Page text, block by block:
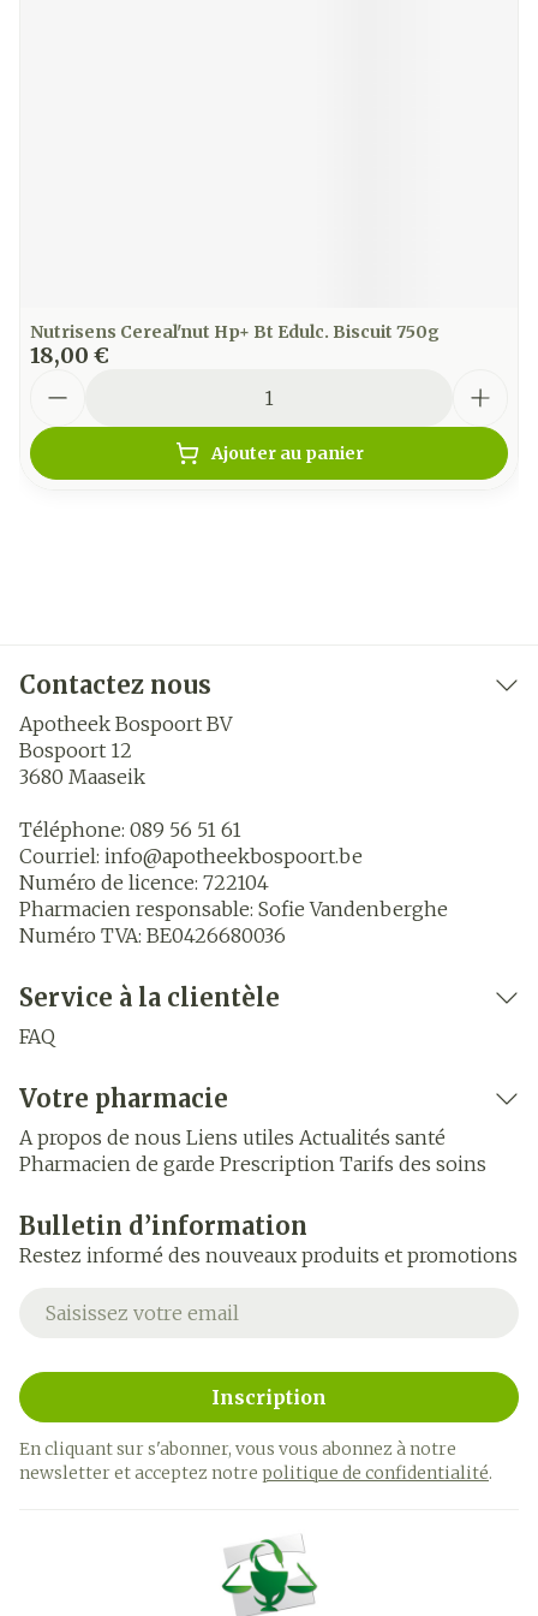
Nutrisens Cereal'nut Hp+ Bt Edulc. Biscuit 750g
18,00 €
Ajouter au panier
Contactez nous
Apotheek Bospoort BV
Bospoort 12
3680 Maaseik
Téléphone: 089 56 51 61
Courriel: info@apotheekbospoort.be
Numéro de licence: 722104
Pharmacien responsable: Sofie Vandenberghe
Numéro TVA: BE0426680036
Service à la clientèle
FAQ
Votre pharmacie
A propos de nous Liens utiles Actualités santé
Pharmacien de garde Prescription Tarifs des soins
Bulletin d’information
Restez informé des nouveaux produits et promotions
Adresse mail
Inscription
En cliquant sur s'abonner, vous vous abonnez à notre
newsletter et acceptez notre politique de confidentialité.